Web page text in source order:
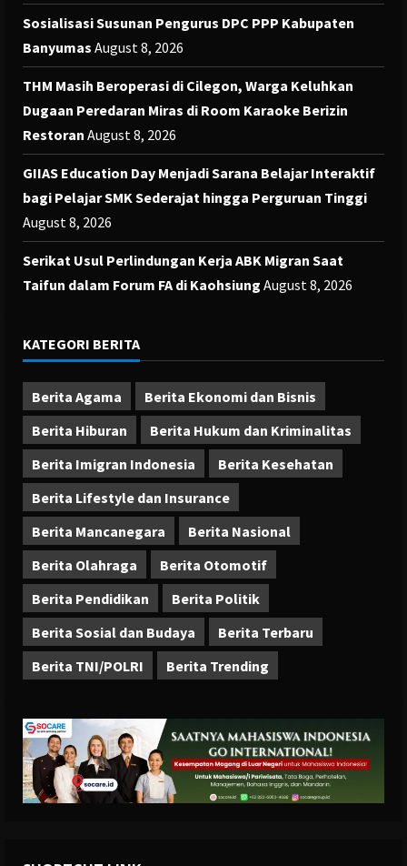
Sosialisasi Susunan Pengurus DPC PPP Kabupaten
Banyumas August 8, 2026
THM Masih Beroperasi di Cilegon, Warga Keluhkan
Dugaan Peredaran Miras di Room Karaoke Berizin
Restoran August 8, 2026
GIIAS Education Day Menjadi Sarana Belajar Interaktif
bagi Pelajar SMK Sederajat hingga Perguruan Tinggi
August 8, 2026
Serikat Usul Perlindungan Kerja ABK Migran Saat
Taifun dalam Forum FA di Kaohsiung August 8, 2026
KATEGORI BERITA
Berita Agama
Berita Ekonomi dan Bisnis
Berita Hiburan
Berita Hukum dan Kriminalitas
Berita Imigran Indonesia
Berita Kesehatan
Berita Lifestyle dan Insurance
Berita Mancanegara
Berita Nasional
Berita Olahraga
Berita Otomotif
Berita Pendidikan
Berita Politik
Berita Sosial dan Budaya
Berita Terbaru
Berita TNI/POLRI
Berita Trending